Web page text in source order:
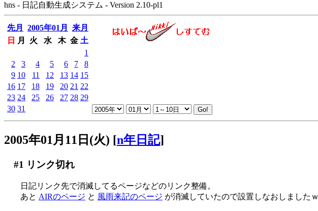
hns - 日記自動生成システム - Version 2.10-pl1
先月 2005年01月
来月
日
月 火 水 木 金 土
1
2
3 4 5 6 7
8
9 10 11 12 13 14 15
16 17 18 19 20 21 22
23 24 25 26 27 28 29
30 31
2005年01月11日(火) [n年日記]
#1 リンク切れ
日記リンク先で消滅してるページなどのリンク整備。
あと AIRのページ と 風雨来記のページ が消滅していたので設置しなおしましたｗ